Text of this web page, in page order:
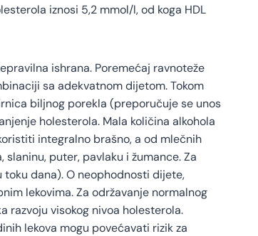
iznosi 5,2 mmol/l, od koga HDL
ishrana. Poremećaj ravnoteže
sa adekvatnom dijetom. Tokom
biljnog porekla (preporučuje se unos
holesterola. Mala količina alkohola
integralno brašno, a od mlečnih
puter, pavlaku i žumance. Za
dana). O neophodnosti dijete,
lekovima. Za održavanje normalnog
razvoju visokog nivoa holesterola.
lekova mogu povećavati rizik za